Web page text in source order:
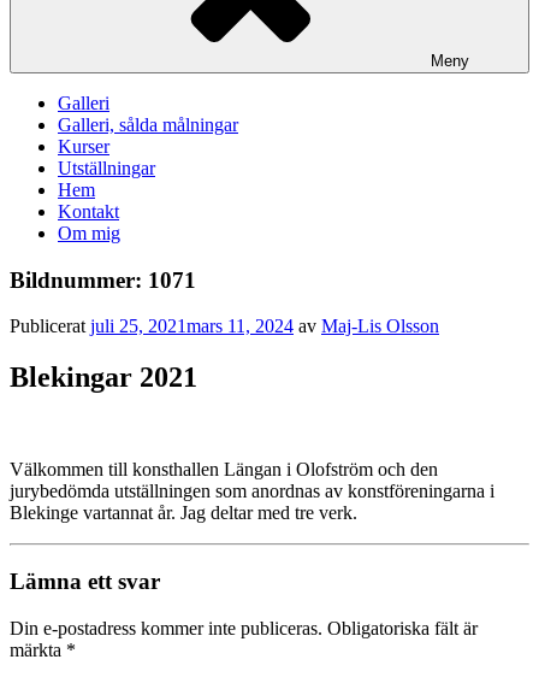
Meny
Galleri
Galleri, sålda målningar
Kurser
Utställningar
Hem
Kontakt
Om mig
Bildnummer: 1071
Publicerat juli 25, 2021mars 11, 2024 av Maj-Lis Olsson
Blekingar 2021
Välkommen till konsthallen Längan i Olofström och den
jurybedömda utställningen som anordnas av konstföreningarna i
Blekinge vartannat år. Jag deltar med tre verk.
Lämna ett svar
Din e-postadress kommer inte publiceras. Obligatoriska fält är
märkta *